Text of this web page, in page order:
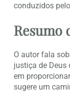
conduzidos
Resumo
O autor fala
justiça de Deus
em
sugere um